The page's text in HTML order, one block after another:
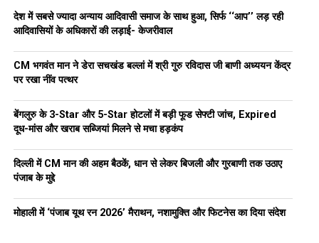
देश में सबसे ज्यादा अन्याय आदिवासी समाज के साथ हुआ, सिर्फ ‘‘आप’’ लड़ रही
आदिवासियों के अधिकारों की लड़ाई- केजरीवाल
CM भगवंत मान ने डेरा सचखंड बल्लां में श्री गुरु रविदास जी बाणी अध्ययन केंद्र
पर रखा नींव पत्थर
बेंगलुरु के 3-Star और 5-Star होटलों में बड़ी फूड सेफ्टी जांच, Expired
दूध-मांस और खराब सब्जियां मिलने से मचा हड़कंप
दिल्ली में CM मान की अहम बैठकें, धान से लेकर बिजली और गुरबाणी तक उठाए
पंजाब के मुद्दे
मोहाली में ‘पंजाब यूथ रन 2026’ मैराथन, नशामुक्ति और फिटनेस का दिया संदेश